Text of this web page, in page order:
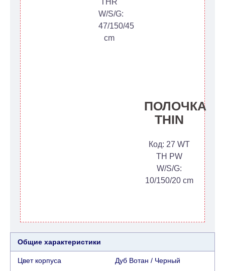
Общие характеристики
Цвет корпуса Дуб Вотан / Черный
THR
W/S/G:
47/150/45
cm
ПОЛОЧКА
THIN
Код: 27 WT
TH PW
W/S/G:
10/150/20 cm